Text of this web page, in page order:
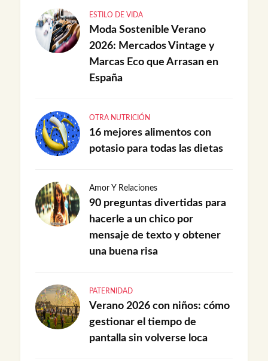
ESTILO DE VIDA
Moda Sostenible Verano
2026: Mercados Vintage y
Marcas Eco que Arrasan en
España
OTRA NUTRICIÓN
16 mejores alimentos con
potasio para todas las dietas
Amor Y Relaciones
90 preguntas divertidas para
hacerle a un chico por
mensaje de texto y obtener
una buena risa
PATERNIDAD
Verano 2026 con niños: cómo
gestionar el tiempo de
pantalla sin volverse loca